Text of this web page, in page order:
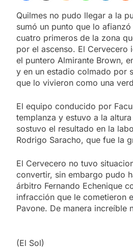
Quilmes no pudo llegar a la
sumó un punto que lo
cuatro primeros de la zona
por el ascenso. El Cervecero
el puntero Almirante Brown,
y en un estadio colmado por
que lo vivieron como una
El equipo conducido por
templanza y estuvo a la
sostuvo el resultado en la
Rodrigo Saracho, que fue la
El Cervecero no tuvo
convertir, sin embargo pudo
árbitro Fernando Echenique
infracción que le cometieron
Pavone. De manera increíble
(El Sol)